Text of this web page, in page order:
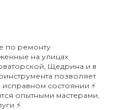
по ремонту
на улицах
Щедрина и в
позволяет
состоянии ⚡️
опытными мастерами,
⚡️